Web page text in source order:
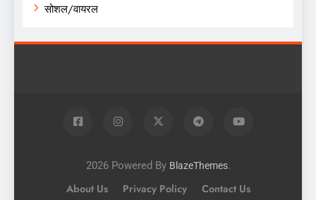
सोशल/वायरल
2026 Powered By BlazeThemes.
About Us Privacy Policy Contact Us